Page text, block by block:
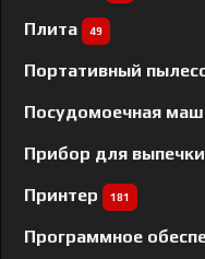
Плита 49
Портативный
Посудомоечная
Прибор для
Принтер 181
Программное